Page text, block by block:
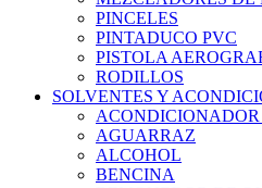
PINCELES
PINTADUCO PVC
PISTOLA
RODILLOS
SOLVENTES Y
AGUARRAZ
ALCOHOL
BENCINA